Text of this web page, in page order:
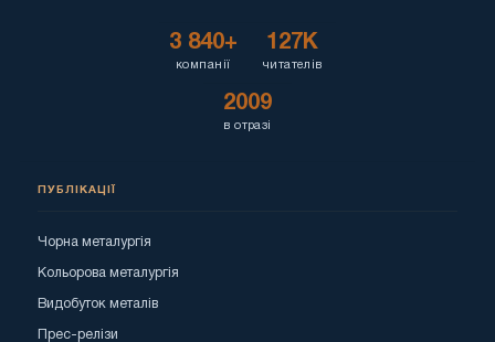
3 840+
компанії
127K
читателів
2009
в отразі
ПУБЛІКАЦІЇ
Чорна металургія
Кольорова металургія
Видобуток металів
Прес-релізи